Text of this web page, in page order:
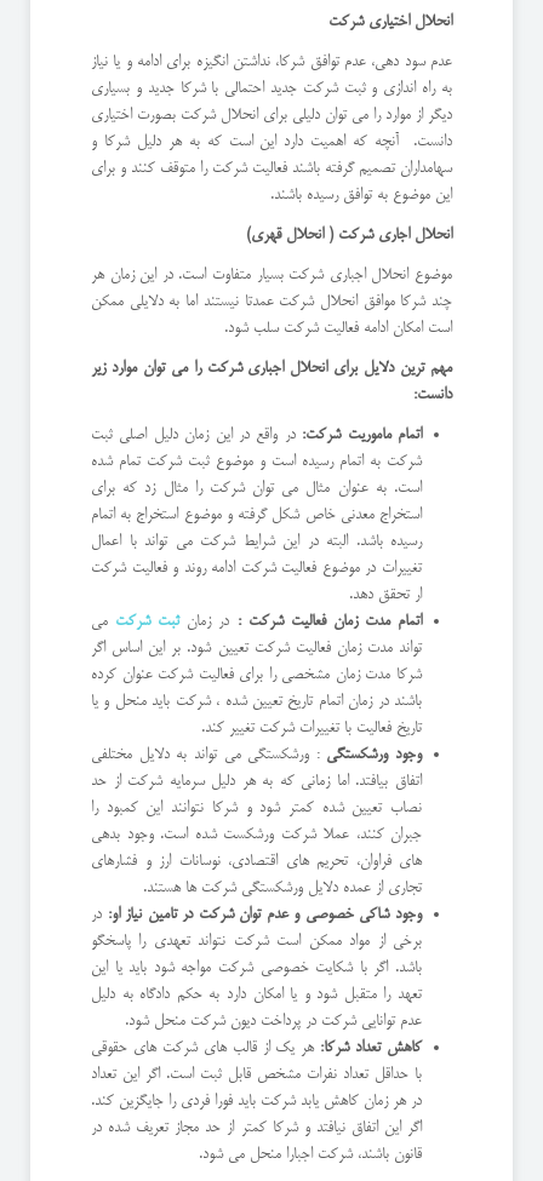
انحلال اختیاری شرکت
عدم سود دهی، عدم توافق شرکا، نداشتن انگیزه برای ادامه و یا نیاز
به راه اندازی و ثبت شرکت جدید احتمالی با شرکا جدید و بسیاری
دیگر از موارد را می توان دلیلی برای انحلال شرکت بصورت اختیاری
دانست. آنچه که اهمیت دارد این است که به هر دلیل شرکا و
سهامداران تصمیم گرفته باشند فعالیت شرکت را متوقف کنند و برای
این موضوع به توافق رسیده باشند.
انحلال اجاری شرکت ( انحلال قهری)
موضوع انحلال اجباری شرکت بسیار متفاوت است. در این زمان هر
چند شرکا موافق انحلال شرکت عمدتا نیستند اما به دلایلی ممکن
است امکان ادامه فعالیت شرکت سلب شود.
مهم ترین دلایل برای انحلال اجباری شرکت را می توان موارد زیر
دانست:
اتمام ماموریت شرکت: در واقع در این زمان دلیل اصلی ثبت
شرکت به اتمام رسیده است و موضوع ثبت شرکت تمام شده
است. به عنوان مثال می توان شرکت را مثال زد که برای
استخراج معدنی خاص شکل گرفته و موضوع استخراج به اتمام
رسیده باشد. البته در این شرایط شرکت می تواند با اعمال
تغییرات در موضوع فعالیت شرکت ادامه روند و فعالیت شرکت
ار تحقق دهد.
اتمام مدت زمان فعالیت شرکت : در زمانثبت شرکت می
تواند مدت زمان فعالیت شرکت تعیین شود. بر این اساس اگر
شرکا مدت زمان مشخصی را برای فعالیت شرکت عنوان کرده
باشند در زمان اتمام تاریخ تعیین شده ، شرکت باید منحل و یا
تاریخ فعالیت با تغییرات شرکت تغییر کند.
وجود ورشکستگی : ورشکستگی می تواند به دلایل مختلفی
اتفاق بیافتد. اما زمانی که به هر دلیل سرمایه شرکت از حد
نصاب تعیین شده کمتر شود و شرکا نتوانند این کمبود را
جبران کنند، عملا شرکت ورشکست شده است. وجود بدهی
های فراوان، تحریم های اقتصادی، نوسانات ارز و فشارهای
تجاری از عمده دلایل ورشکستگی شرکت ها هستند.
وجود شاکی خصوصی و عدم توان شرکت در تامین نیاز او: در
برخی از مواد ممکن است شرکت نتواند تعهدی را پاسخگو
باشد. اگر با شکایت خصوصی شرکت مواجه شود باید یا این
تعهد را متقبل شود و یا امکان دارد به حکم دادگاه به دلیل
عدم توانایی شرکت در پرداخت دیون شرکت منحل شود.
کاهش تعداد شرکا: هر یک از قالب های شرکت های حقوقی
با حداقل تعداد نفرات مشخص قابل ثبت است. اگر این تعداد
در هر زمان کاهش یابد شرکت باید فورا فردی را جایگزین کند.
اگر این اتفاق نیافتد و شرکا کمتر از حد مجاز تعریف شده در
قانون باشند، شرکت اجبارا منحل می شود.